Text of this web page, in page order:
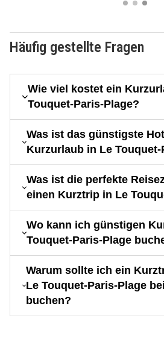
Häufig gestellte Fragen
Wie viel kostet ein
Touquet-Paris-Plage?
Was ist das günstigste
Kurzurlaub in Le Touquet-
Was ist die perfekte
einen Kurztrip in Le
Wo kann ich günstigen
Touquet-Paris-Plage
Warum sollte ich ein
Le Touquet-Paris-Plage
buchen?